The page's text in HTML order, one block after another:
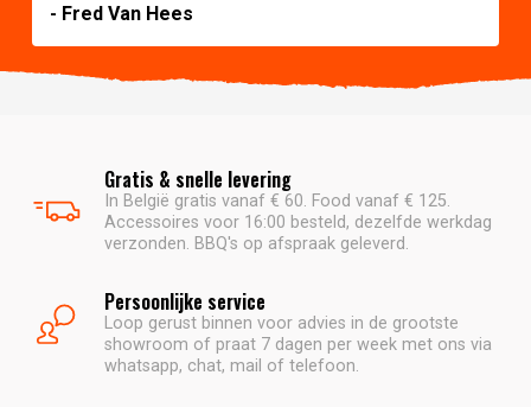
- Fred Van Hees
Gratis & snelle levering
In België gratis vanaf € 60. Food vanaf € 125.
Accessoires voor 16:00 besteld, dezelfde werkdag
verzonden. BBQ's op afspraak geleverd.
Persoonlijke service
Loop gerust binnen voor advies in de grootste
showroom of praat 7 dagen per week met ons via
whatsapp, chat, mail of telefoon.